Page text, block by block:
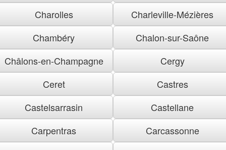
Charolles
Charleville-Mézières
Chambéry
Chalon-sur-Saône
Châlons-en-Champagne
Cergy
Ceret
Castres
Castelsarrasin
Castellane
Carpentras
Carcassonne